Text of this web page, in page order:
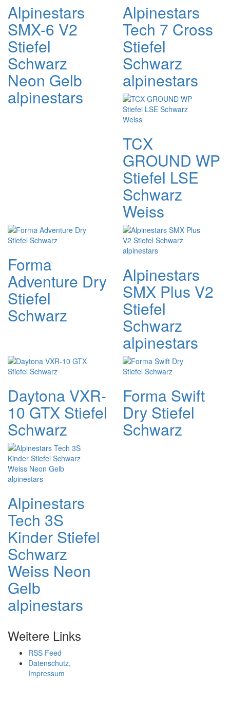
Alpinestars
SMX-6 V2
Stiefel
Schwarz
Neon Gelb
alpinestars
Alpinestars
Tech 7 Cross
Stiefel
Schwarz
alpinestars
TCX
GROUND WP
Stiefel LSE
Schwarz
Weiss
Forma
Adventure Dry
Stiefel
Schwarz
Alpinestars
SMX Plus V2
Stiefel
Schwarz
alpinestars
Daytona VXR-
10 GTX Stiefel
Schwarz
Forma Swift
Dry Stiefel
Schwarz
Alpinestars
Tech 3S
Kinder Stiefel
Schwarz
Weiss Neon
Gelb
alpinestars
Weitere Links
RSS Feed
Datenschutz,
Impressum